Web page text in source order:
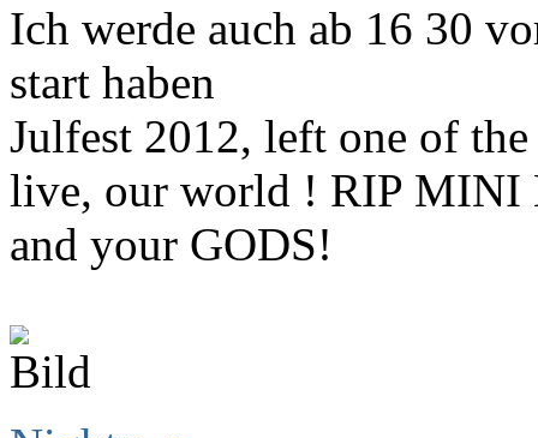
Ich werde auch ab 16 30
start haben
Julfest 2012, left one of
live, our world ! RIP MINI
and your GODS!